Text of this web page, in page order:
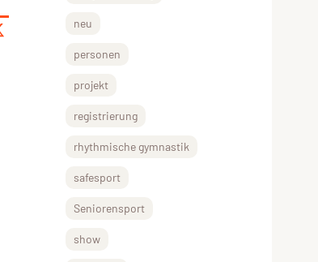
neu
personen
projekt
registrierung
rhythmische gymnastik
safesport
Seniorensport
show